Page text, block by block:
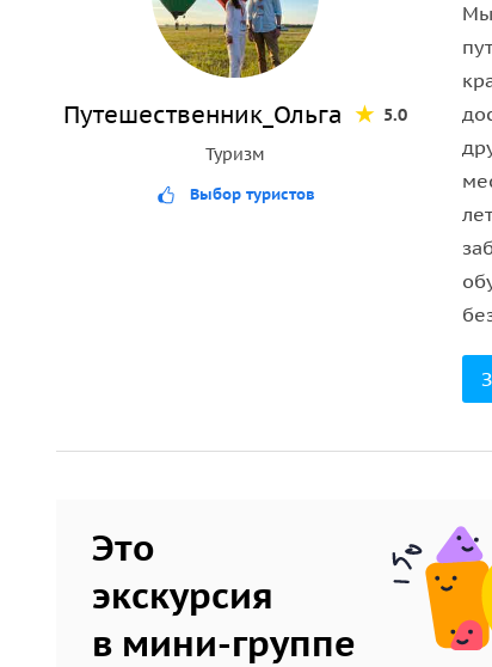
рекомендуем приезжать в высокий сезон и
Путешественник_Ольга
5.0
Туризм
Выбор туристов
Мы
Это
экскурсия
в мини-группе